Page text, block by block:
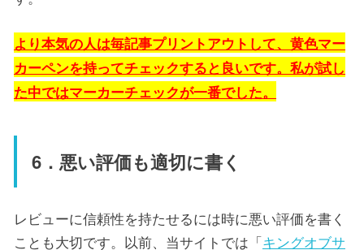
より本気の人は毎記事プリントアウトして、黄色マー
カーペンを持ってチェックすると良いです。私が試し
た中ではマーカーチェックが一番でした。
6．悪い評価も適切に書く
レビューに信頼性を持たせるには時に悪い評価を書く
ことも大切です。以前、当サイトでは「キングオブサ